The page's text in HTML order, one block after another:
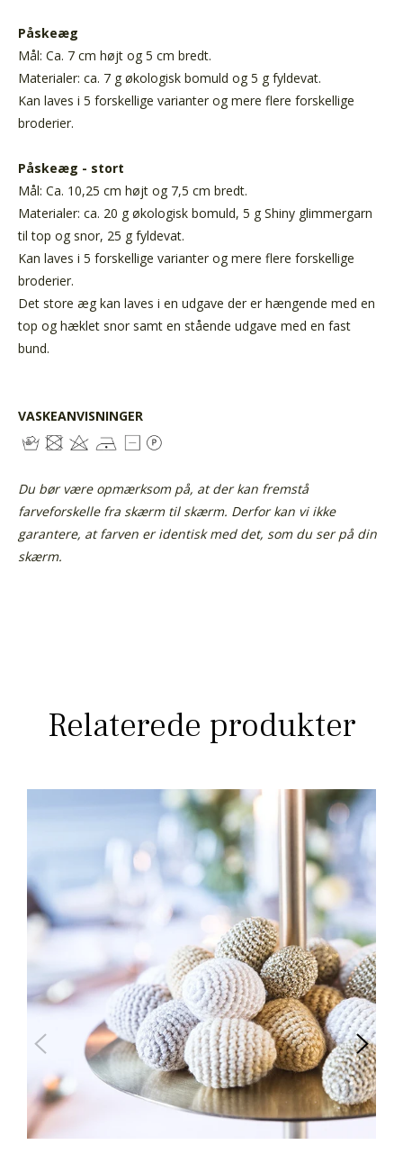
Påskeæg
Mål: Ca. 7 cm højt og 5 cm bredt.
Materialer: ca. 7 g økologisk bomuld og 5 g fyldevat.
Kan laves i 5 forskellige varianter og mere flere forskellige
broderier.
Påskeæg - stort
Mål: Ca. 10,25 cm højt og 7,5 cm bredt.
Materialer: ca. 20 g økologisk bomuld, 5 g Shiny glimmergarn
til top og snor, 25 g fyldevat.
Kan laves i 5 forskellige varianter og mere flere forskellige
broderier.
Det store æg kan laves i en udgave der er hængende med en
top og hæklet snor samt en stående udgave med en fast
bund.
VASKEANVISNINGER
Du bør være opmærksom på, at der kan fremstå
farveforskelle fra skærm til skærm. Derfor kan vi ikke
garantere, at farven er identisk med det, som du ser på din
skærm.
Relaterede produkter